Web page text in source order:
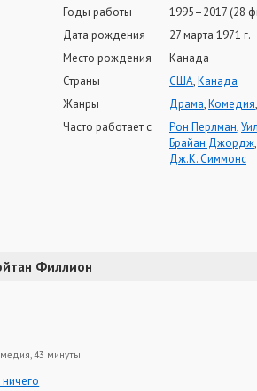
Годы работы
1995–2017 (28
Дата рождения
27 марта 1971 г.
Место рождения
Канада
Страны
США,Канада
Жанры
Драма,Комедия
Часто работает с
Рон Перлман,
Брайан Джордж
Дж.К. Симмонс
Филлион
43 минуты